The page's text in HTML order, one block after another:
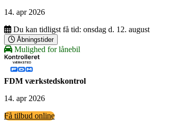
14. apr 2026
Du kan tidligst få tid: onsdag d. 12. august
Åbningstider
Mulighed for lånebil
FDM værkstedskontrol
14. apr 2026
Få tilbud online